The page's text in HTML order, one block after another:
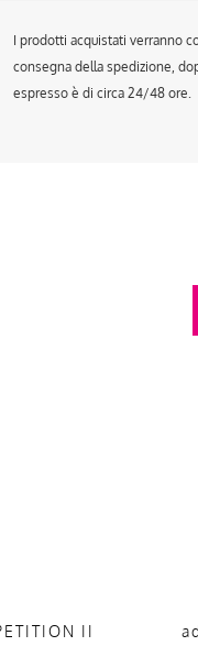
I prodotti acquistati verranno
consegna della spedizione,
espresso è di circa 24/48 ore.
II